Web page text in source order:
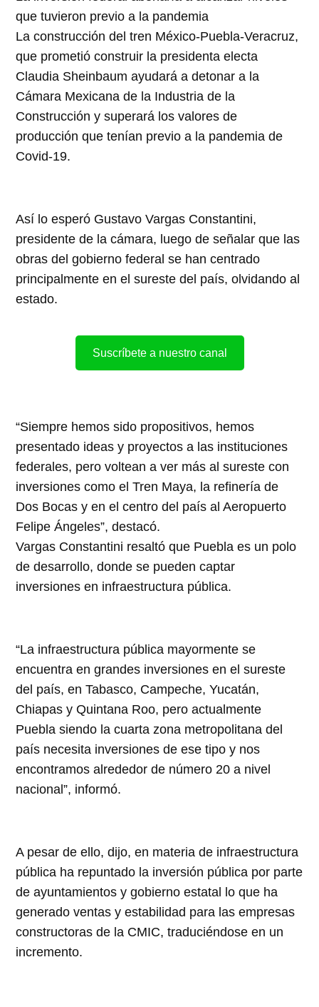
que tuvieron previo a la pandemia
La construcción del tren México-Puebla-Veracruz,
que prometió construir la presidenta electa
Claudia Sheinbaum ayudará a detonar a la
Cámara Mexicana de la Industria de la
Construcción y superará los valores de
producción que tenían previo a la pandemia de
Covid-19.
Así lo esperó Gustavo Vargas Constantini,
presidente de la cámara, luego de señalar que las
obras del gobierno federal se han centrado
principalmente en el sureste del país, olvidando al
estado.
Suscríbete a nuestro canal
“Siempre hemos sido propositivos, hemos
presentado ideas y proyectos a las instituciones
federales, pero voltean a ver más al sureste con
inversiones como el Tren Maya, la refinería de
Dos Bocas y en el centro del país al Aeropuerto
Felipe Ángeles”, destacó.
Vargas Constantini resaltó que Puebla es un polo
de desarrollo, donde se pueden captar
inversiones en infraestructura pública.
“La infraestructura pública mayormente se
encuentra en grandes inversiones en el sureste
del país, en Tabasco, Campeche, Yucatán,
Chiapas y Quintana Roo, pero actualmente
Puebla siendo la cuarta zona metropolitana del
país necesita inversiones de ese tipo y nos
encontramos alrededor de número 20 a nivel
nacional”, informó.
A pesar de ello, dijo, en materia de infraestructura
pública ha repuntado la inversión pública por parte
de ayuntamientos y gobierno estatal lo que ha
generado ventas y estabilidad para las empresas
constructoras de la CMIC, traduciéndose en un
incremento.